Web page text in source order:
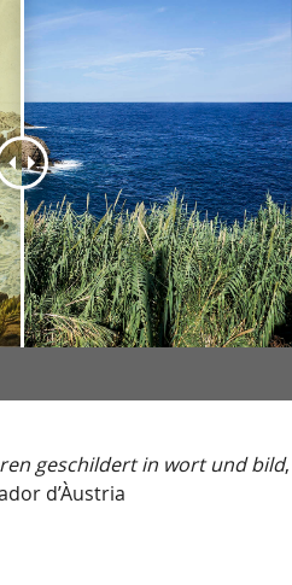
geschildert in wort und bild,
d’Àustria